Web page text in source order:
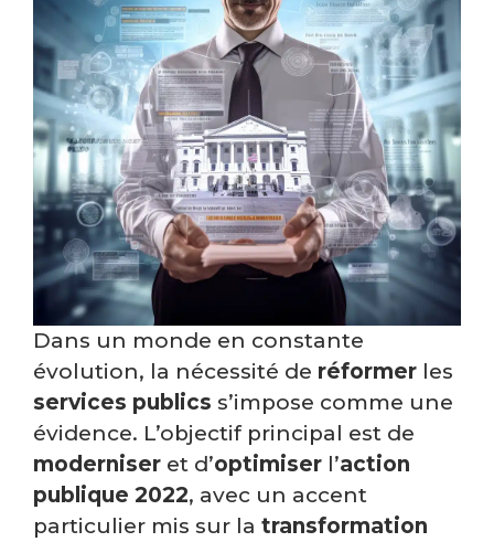
Dans un monde en constante
évolution, la nécessité de réformer les
services publics s’impose comme une
évidence. L’objectif principal est de
moderniser et d’optimiser l’action
publique 2022, avec un accent
particulier mis sur la transformation